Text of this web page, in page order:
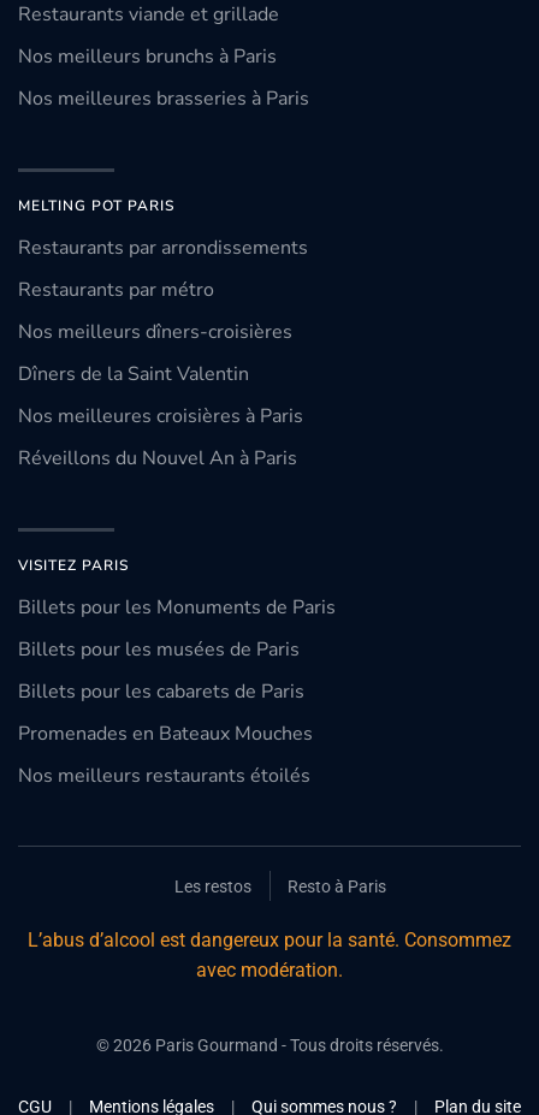
Restaurants viande et grillade
Nos meilleurs brunchs à Paris
Nos meilleures brasseries à Paris
MELTING POT PARIS
Restaurants par arrondissements
Restaurants par métro
Nos meilleurs dîners-croisières
Dîners de la Saint Valentin
Nos meilleures croisières à Paris
Réveillons du Nouvel An à Paris
VISITEZ PARIS
Billets pour les Monuments de Paris
Billets pour les musées de Paris
Billets pour les cabarets de Paris
Promenades en Bateaux Mouches
Nos meilleurs restaurants étoilés
Les restos Resto à Paris
L’abus d’alcool est dangereux pour la santé. Consommez
avec modération.
©2026Paris Gourmand - Tous droits réservés.
CGU | Mentions légales | Qui sommes nous ? | Plan du site